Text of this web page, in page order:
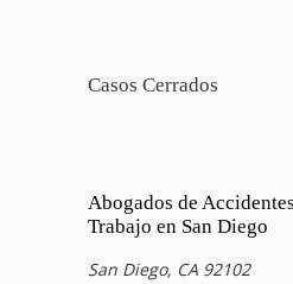
Casos Cerrados
Abogados de
Trabajo en San Diego
San Diego, CA 92102